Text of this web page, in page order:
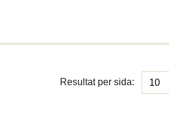
Resultat per sida: